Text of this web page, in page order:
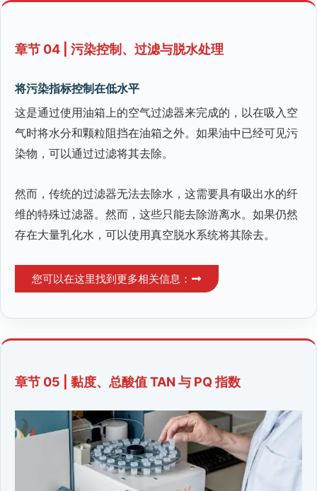
章节 04 | 污染控制、过滤与脱水处理
将污染指标控制在低水平
这是通过使用油箱上的空气过滤器来完成的，以在吸入空
气时将水分和颗粒阻挡在油箱之外。如果油中已经可见污
染物，可以通过过滤将其去除。
然而，传统的过滤器无法去除水，这需要具有吸出水的纤
维的特殊过滤器。然而，这些只能去除游离水。如果仍然
存在大量乳化水，可以使用真空脱水系统将其除去。
您可以在这里找到更多相关信息：
章节 05 | 黏度、总酸值 TAN 与 PQ 指数